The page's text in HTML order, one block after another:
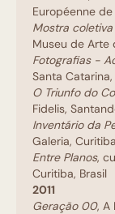
Européenne
Mostra coletiva
Museu de Arte
Fotografias -
Santa
O Triunfo do
Fidelis,
Inventário da
Galeria,
Entre Planos,
Curitiba, Brasil
2011
Geração 00, A